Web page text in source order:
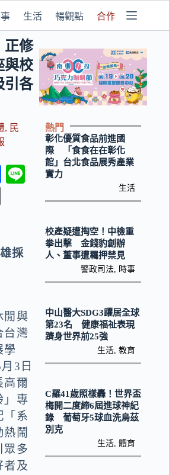
生活 暢觀點 合作媒體
正修
與校
各
, 民
F
o
y
k
採
閒與
台灣
學
3日
高爾
」專
「系
熱鬧
眾多
者及
熱門
彰化優質食品前進國
際 「食食在在彰化
館」台北食品展秀產業
實力
生活
校產疑遭掏空！中檢重
拳出擊 金錢豹創辦
人、董事遭羈押禁見
警政司法 時事
中山醫大SDG3躍居全球
第23名 健康福祉表現
躋身世界前25強
生活 ,教育
C羅41歲照樣轟！世界盃
梅開二度締6屆進球神紀
錄 葡萄牙5球血洗烏茲
別克
生活 ,體育